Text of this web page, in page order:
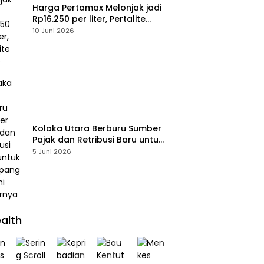
Harga Pertamax Melonjak jadi
Rp16.250 per liter, Pertalite
Tetap
10 Juni 2026
Kolaka Utara Berburu Sumber
Pajak dan Retribusi Baru untuk
Menopang PAD, Ini Daftarnya
5 Juni 2026